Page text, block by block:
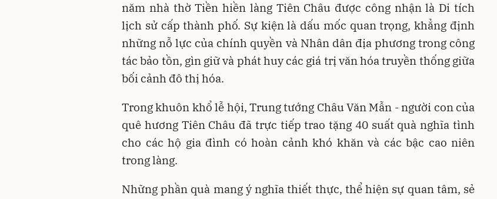
năm nhà thờ Tiền hiền làng Tiên Châu được công nhận là Di tích
lịch sử cấp thành phố. Sự kiện là dấu mốc quan trọng, khẳng định
những nỗ lực của chính quyền và Nhân dân địa phương trong công
tác bảo tồn, gìn giữ và phát huy các giá trị văn hóa truyền thống giữa
bối cảnh đô thị hóa.
Trong khuôn khổ lễ hội, Trung tướng Châu Văn Mẫn - người con của
quê hương Tiên Châu đã trực tiếp trao tặng 40 suất quà nghĩa tình
cho các hộ gia đình có hoàn cảnh khó khăn và các bậc cao niên
trong làng.
Những phần quà mang ý nghĩa thiết thực, thể hiện sự quan tâm, sẻ